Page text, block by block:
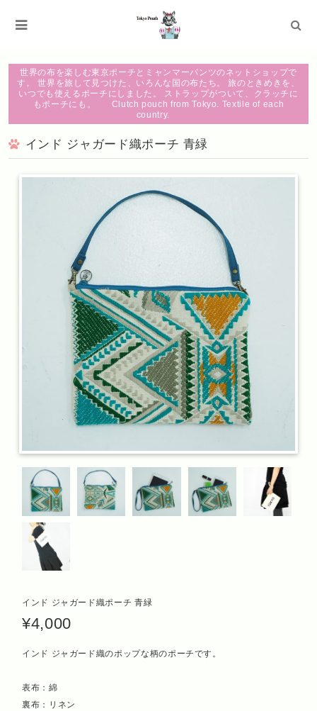
世界の布を楽しむ東京ポーチとミャンマーパンツのネットショップで
す。 世界を旅して見つけた、いろんな国の布たち。 旅のときめきを、
いつでも使えるポーチにしました。 ストラップがついて、クラッチに
もポーチにも。 Clutch pouch from Tokyo. Textile of each
country.
インド ジャガード織ポーチ 青緑
インド ジャガード織ポーチ 青緑
¥4,000
インド ジャガード織のポップな柄のポーチです。
表布：綿
裏布：リネン